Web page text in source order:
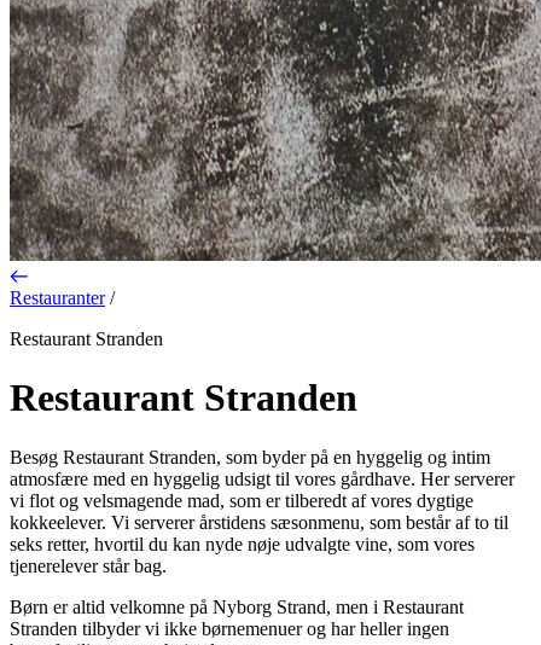
Restauranter /
Restaurant Stranden
Restaurant Stranden
Besøg Restaurant Stranden, som byder på en hyggelig og intim
atmosfære med en hyggelig udsigt til vores gårdhave. Her serverer
vi flot og velsmagende mad, som er tilberedt af vores dygtige
kokkeelever. Vi serverer årstidens sæsonmenu, som består af to til
seks retter, hvortil du kan nyde nøje udvalgte vine, som vores
tjenerelever står bag.
Børn er altid velkomne på Nyborg Strand, men i Restaurant
Stranden tilbyder vi ikke børnemenuer og har heller ingen